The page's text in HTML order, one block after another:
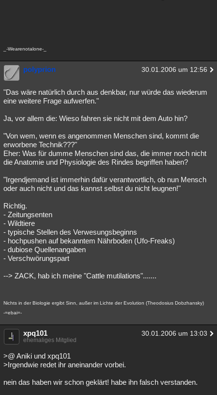
_-Wearenotalone-_
polyprion 30.01.2006 um 12:56
"Das wäre natürlich durch aus denkbar, nur würde das wiederum
eine weitere Frage aufwerfen."
Ja, vor allem die: Wieso fahren sie nicht mit dem Auto hin?
"Von wem, wenn es angenommen Menschen sind, kommt die
erworbene Technik???"
Eher: Was für dumme Menschen sind das, die immer noch nicht
die Anatomie und Physiologie des Rindes begriffen haben?
"Irgendjemand ist immerhin dafür verantwortlich, ob nun Mensch
oder auch nicht und das kannst selbst du nicht leugnen!"
Richtig.
- Zeitungsenten
- Wildtiere
- typische Stellen des Verwesungsbeginns
- hochpushen auf bekanntem Nährboden (Ufo-Freaks)
- dubiose Quellenangaben
- Verschwörungspart
--> ZACK, hab ich meine "Cattle mutilations".......
Nichts in der Biologie ergibt Sinn, außer im Lichte der Evolution (Theodosius Dobzhansky)
-=ebai=-
xpq101 30.01.2006 um 13:03
ehemaliges Mitglied
>@ Aniki und xpq101
>Irgendwie redet ihr aneinander vorbei.
nein das haben wir schon geklärt! habe ihn falsch verstanden.